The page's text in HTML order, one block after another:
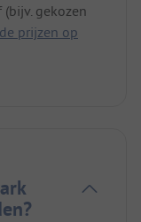
gekozen
prijzen op